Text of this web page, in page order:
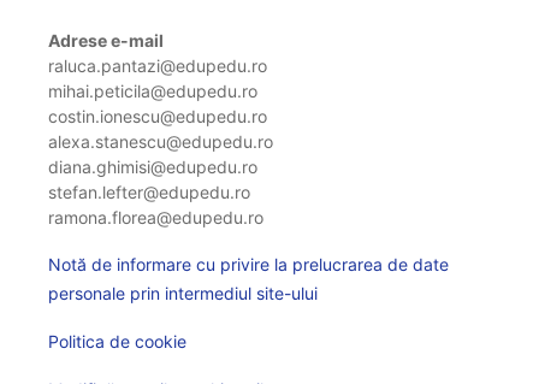
Adrese e-mail
raluca.pantazi@edupedu.ro
mihai.peticila@edupedu.ro
costin.ionescu@edupedu.ro
alexa.stanescu@edupedu.ro
diana.ghimisi@edupedu.ro
stefan.lefter@edupedu.ro
ramona.florea@edupedu.ro
Notă de informare cu privire la prelucrarea de date
personale prin intermediul site-ului
Politica de cookie